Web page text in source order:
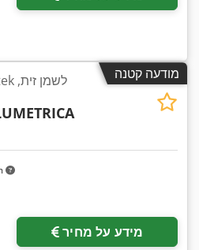
מודעה קטנה
מידע על מחיר